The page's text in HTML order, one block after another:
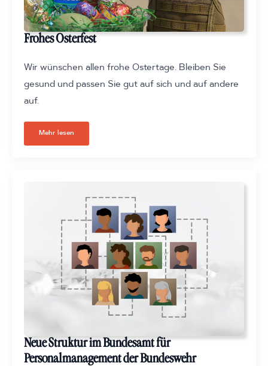
Frohes Osterfest
Wir wünschen allen frohe Ostertage. Bleiben Sie
gesund und passen Sie gut auf sich und auf andere
auf.
Mehr lesen
Neue Struktur im Bundesamt für
Personalmanagement der Bundeswehr